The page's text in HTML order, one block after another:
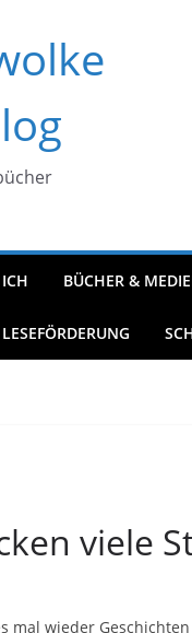
BÜCHER &
LESEFÖRDERUNG
viele
mal wieder